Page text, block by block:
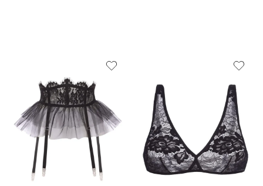
вариаций.
можно
выбрать
странице
товара.
Опции
можно
выбрать
странице
товара.